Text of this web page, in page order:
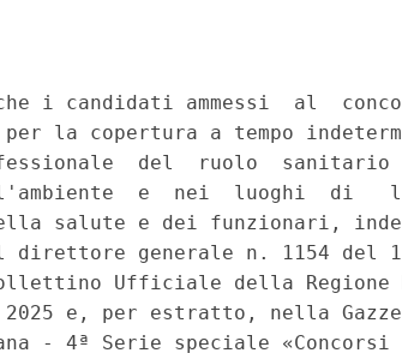
i candidati ammessi  al
la copertura a tempo
del  ruolo
e  nei  luoghi  di
salute e dei funzionari,
direttore generale n. 1154 del
Ufficiale della Regione
2025 e, per estratto, nella
- 4ª Serie speciale